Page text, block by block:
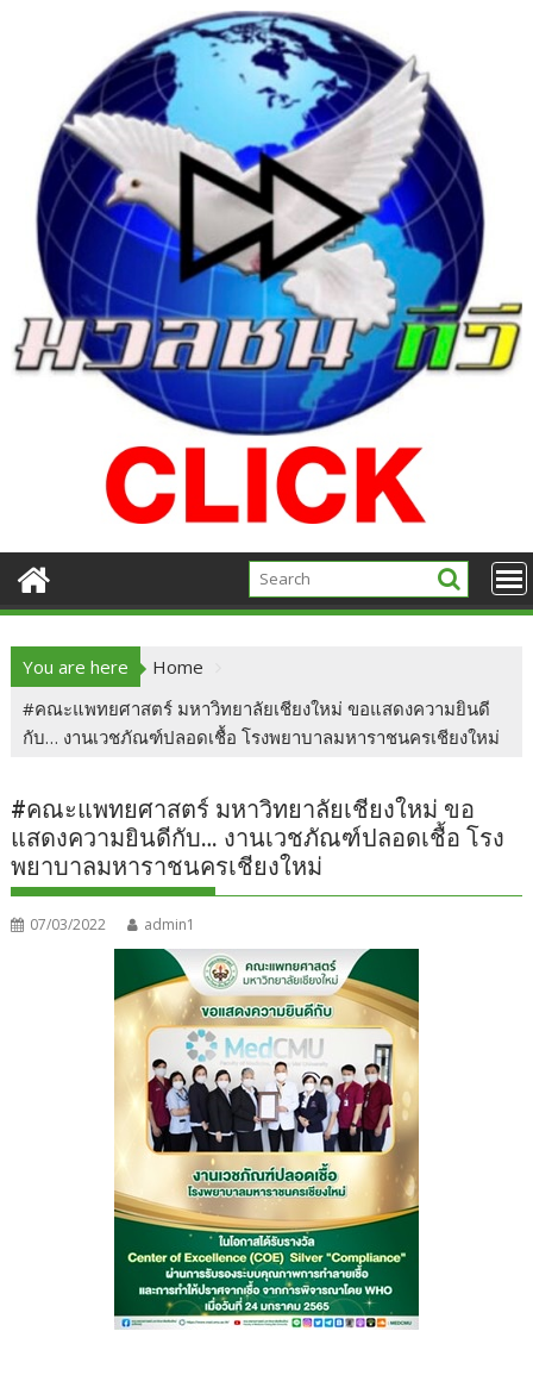
You are here
Home
#คณะแพทยศาสตร์ มหาวิทยาลัยเชียงใหม่ ขอแสดงความยินดี
กับ… งานเวชภัณฑ์ปลอดเชื้อ โรงพยาบาลมหาราชนครเชียงใหม่
#คณะแพทยศาสตร์ มหาวิทยาลัยเชียงใหม่ ขอ
แสดงความยินดีกับ… งานเวชภัณฑ์ปลอดเชื้อ โรง
พยาบาลมหาราชนครเชียงใหม่
07/03/2022 admin1